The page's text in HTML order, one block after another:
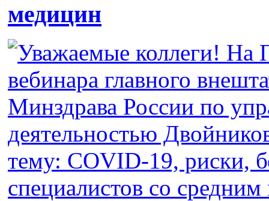
медицин